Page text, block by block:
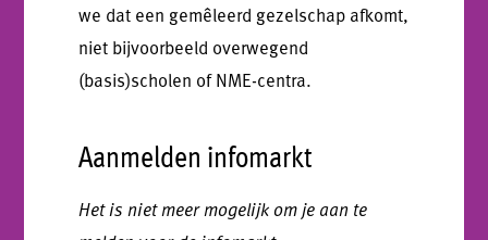
we dat een gemêleerd gezelschap afkomt,
niet bijvoorbeeld overwegend
(basis)scholen of NME-centra.
Aanmelden infomarkt
Het is niet meer mogelijk om je aan te